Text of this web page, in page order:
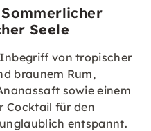
Seele
von tropischer
braunem Rum,
sowie einem
Cocktail für den
entspannt.